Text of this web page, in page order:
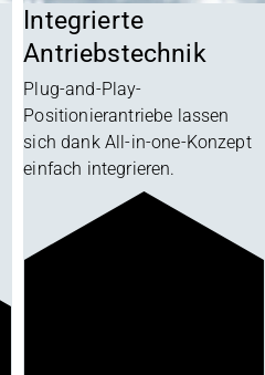
Integrierte
Antriebstechnik
Plug-and-Play-
Positionierantriebe lassen
sich dank All-in-one-Konzept
einfach integrieren.